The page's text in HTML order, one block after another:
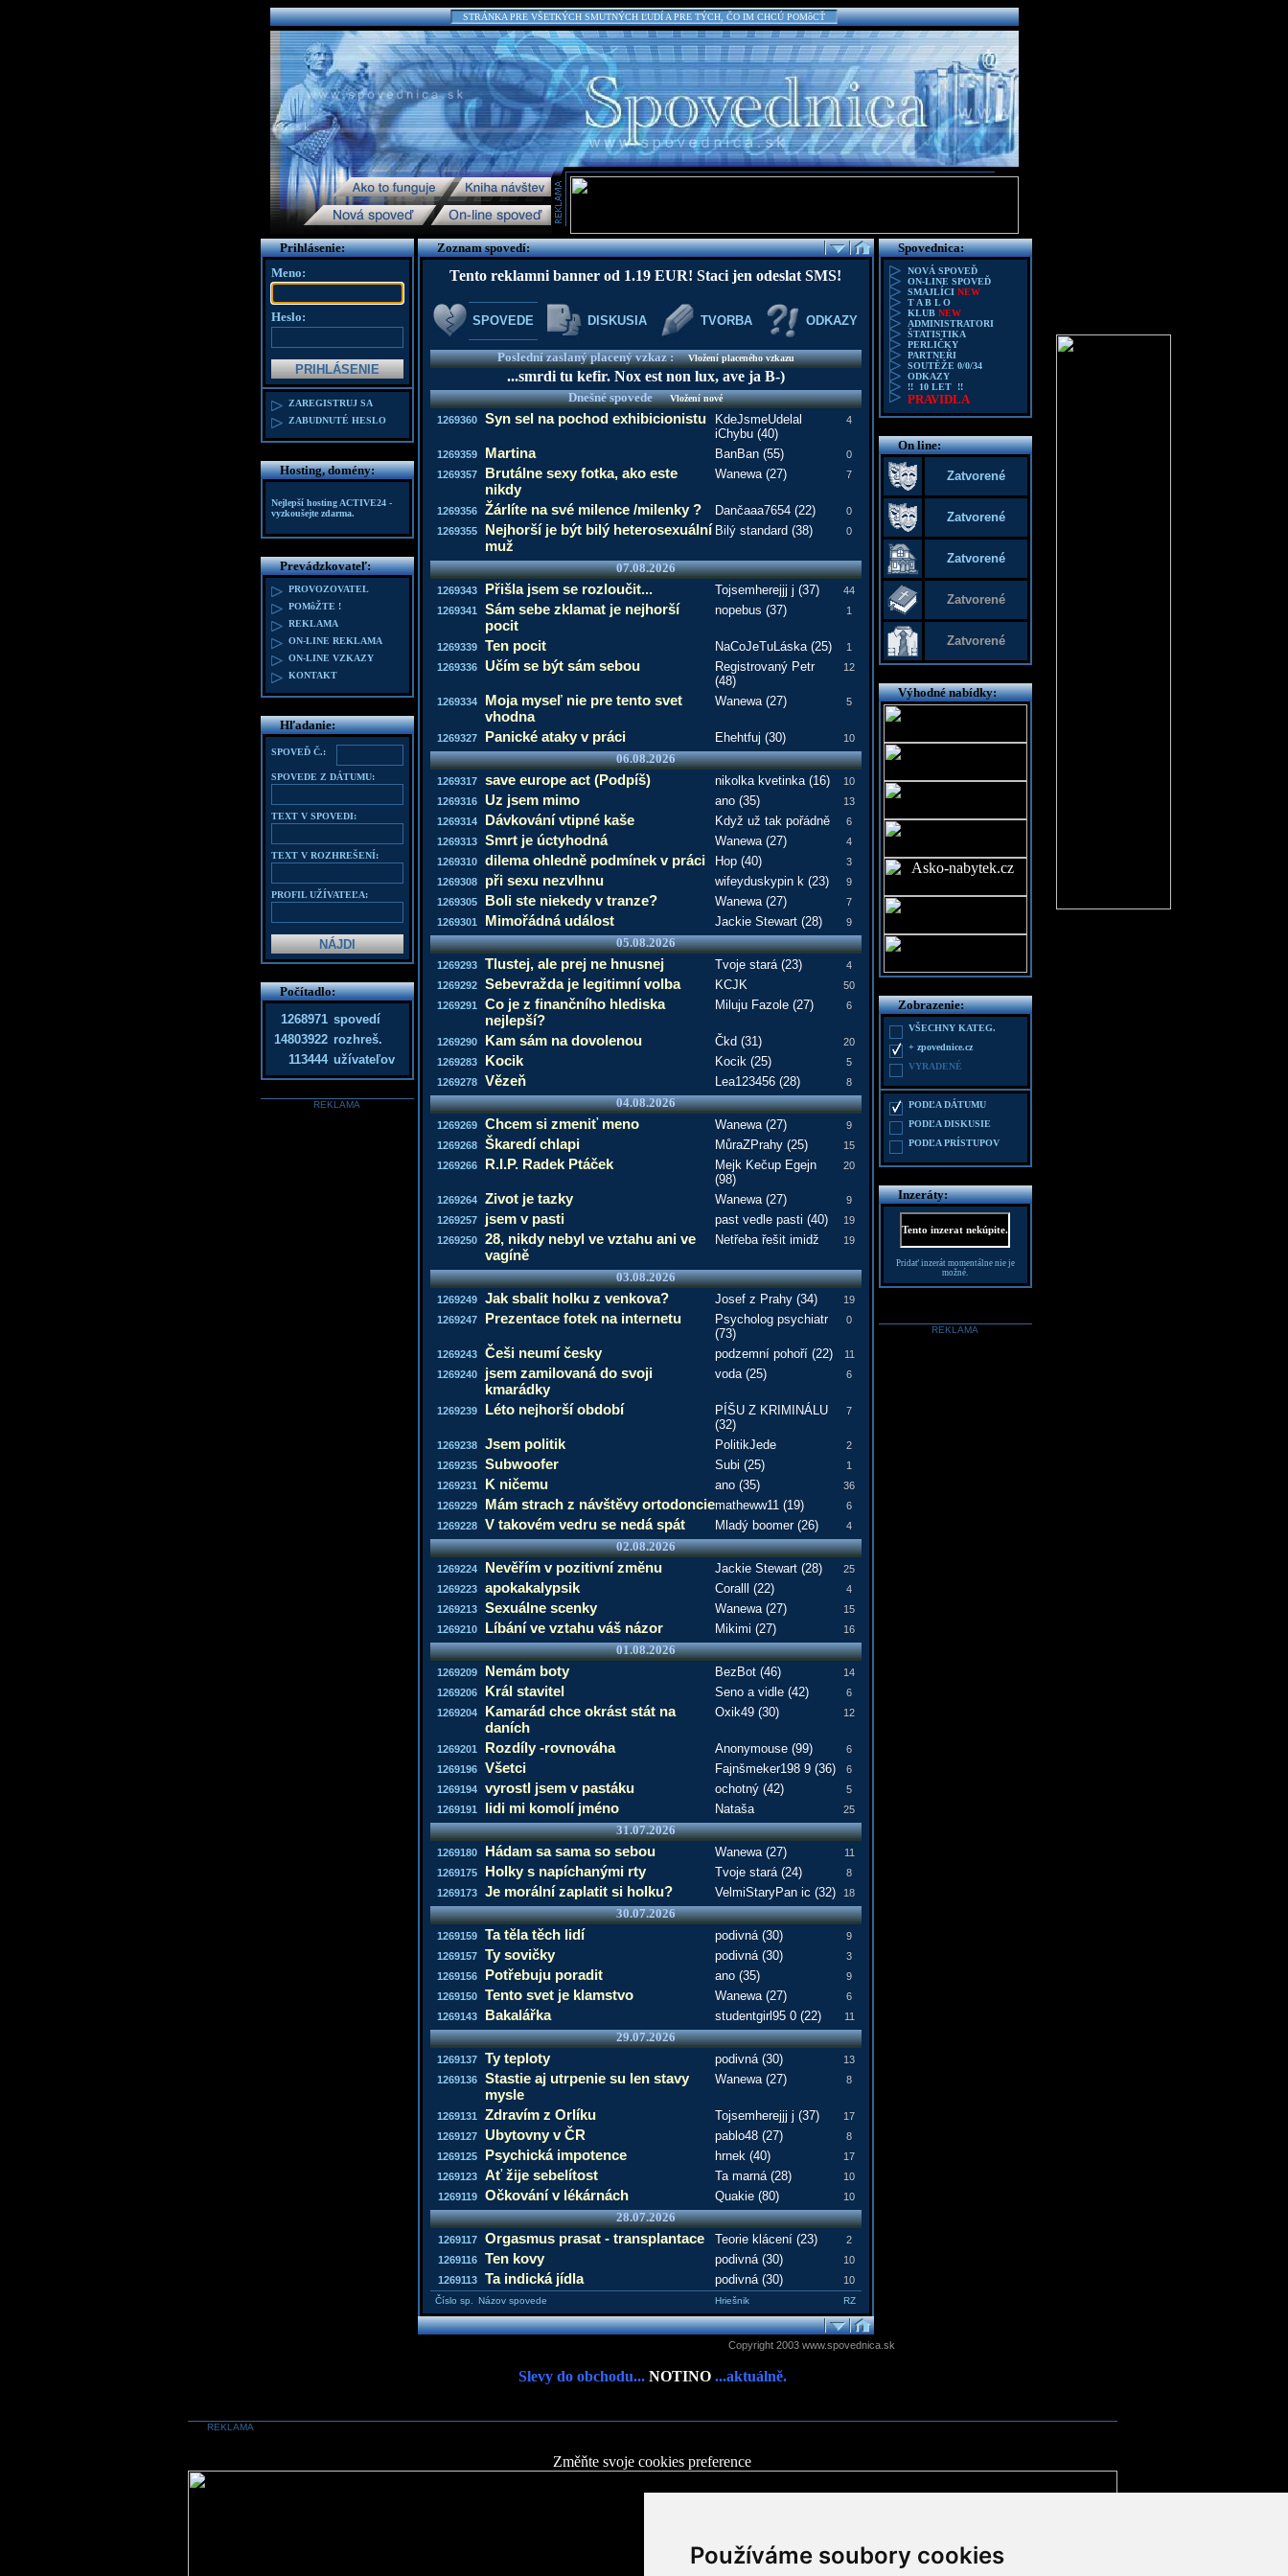
Používáme soubory cookies
STRÁNKA PRE VŠETKÝCH SMUTNÝCH ĽUDÍ A PRE TÝCH, ČO IM CHCÚ POMôCŤ
Zoznam spovedí:
Tento reklamni banner od 1.19 EUR! Staci jen odeslat SMS!
SPOVEDE DISKUSIA TVORBA ODKAZY
Poslední zaslaný placený vzkaz :Vložení placeného vzkazu
...smrdi tu kefir. Nox est non lux, ave ja B-)
Dnešné spovedeVložení nové
1269360 Syn sel na pochod exhibicionistu
KdeJsmeUdelal
iChybu (40)
4
1269359 Martina BanBan (55)
0
1269357
Brutálne sexy fotka, ako este
nikdy
Wanewa (27) 7
1269356 Žárlíte na své milence /milenky ? Dančaaa7654 (22)
0
1269355
Nejhorší je být bilý heterosexuální
muž
Bilý standard (38) 0
07.08.2026
1269343 Přišla jsem se rozloučit... Tojsemherejjj j (37)
44
1269341
Sám sebe zklamat je nejhorší
pocit
nopebus (37) 1
1269339 Ten pocit NaCoJeTuLáska (25)
1
1269336
Učím se být sám sebou
Registrovaný Petr
(48)
12
1269334
Moja myseľ nie pre tento svet
vhodna
Wanewa (27) 5
1269327 Panické ataky v práci Ehehtfuj (30) 10
06.08.2026
1269317 save europe act (Podpíš) nikolka kvetinka (16)
10
1269316
Uz jsem mimo ano (35)
13
1269314
Dávkování vtipné kaše Když už tak pořádně
6
1269313
Smrt je úctyhodná Wanewa (27)
4
1269310
dilema ohledně podmínek v práci Hop (40)
3
1269308
při sexu nezvlhnu wifeyduskypin k (23)
9
1269305
Boli ste niekedy v tranze? Wanewa (27)
7
1269301
Mimořádná událost Jackie Stewart (28) 9
05.08.2026
1269293 Tlustej, ale prej ne hnusnej Tvoje stará (23)
4
1269292
Sebevražda je legitimní volba KCJK
50
1269291
Co je z finančního hlediska
nejlepší?
Miluju Fazole (27) 6
1269290 Kam sám na dovolenou Čkd (31)
20
1269283
Kocik Kocik (25)
5
1269278
Vězeň Lea123456 (28) 8
04.08.2026
1269269 Chcem si zmeniť meno Wanewa (27)
9
1269268
Škaredí chlapi MůraZPrahy (25)
15
1269266
R.I.P. Radek Ptáček
Mejk Kečup Egejn
(98)
20
1269264 Zivot je tazky Wanewa (27)
9
1269257
jsem v pasti past vedle pasti (40)
19
1269250
28, nikdy nebyl ve vztahu ani ve
vagíně
Netřeba řešit imidž 19
03.08.2026
1269249 Jak sbalit holku z venkova? Josef z Prahy (34)
19
1269247
Prezentace fotek na internetu
Psycholog psychiatr
(73)
0
1269243 Češi neumí česky podzemní pohoří (22)
11
1269240
jsem zamilovaná do svoji
kmarádky
voda (25) 6
1269239 Léto nejhorší období
PÍŠU Z KRIMINÁLU
(32)
7
1269238 Jsem politik PolitikJede
2
1269235
Subwoofer Subi (25)
1
1269231
K ničemu ano (35)
36
1269229
Mám strach z návštěvy ortodonciematheww11 (19)
6
1269228
V takovém vedru se nedá spát Mladý boomer (26) 4
02.08.2026
1269224 Nevěřím v pozitivní změnu Jackie Stewart (28)
25
1269223
apokakalypsik Coralll (22)
4
1269213
Sexuálne scenky Wanewa (27)
15
1269210
Líbání ve vztahu váš názor Mikimi (27) 16
01.08.2026
1269209 Nemám boty BezBot (46)
14
1269206
Král stavitel Seno a vidle (42)
6
1269204
Kamarád chce okrást stát na
daních
Oxik49 (30) 12
1269201 Rozdíly -rovnováha Anonymouse (99)
6
1269196
Všetci Fajnšmeker198 9 (36)
6
1269194
vyrostl jsem v pastáku ochotný (42)
5
1269191
lidi mi komolí jméno Nataša 25
31.07.2026
1269180 Hádam sa sama so sebou Wanewa (27)
11
1269175
Holky s napíchanými rty Tvoje stará (24)
8
1269173
Je morální zaplatit si holku? VelmiStaryPan ic (32) 18
30.07.2026
1269159 Ta těla těch lidí podivná (30)
9
1269157
Ty sovičky podivná (30)
3
1269156
Potřebuju poradit ano (35)
9
1269150
Tento svet je klamstvo Wanewa (27)
6
1269143
Bakalářka studentgirl95 0 (22) 11
29.07.2026
1269137 Ty teploty podivná (30)
13
1269136
Stastie aj utrpenie su len stavy
mysle
Wanewa (27) 8
1269131 Zdravím z Orlíku Tojsemherejjj j (37)
17
1269127
Ubytovny v ČR pablo48 (27)
8
1269125
Psychická impotence hrnek (40)
17
1269123
Ať žije sebelítost Ta marná (28)
10
1269119
Očkování v lékárnách Quakie (80) 10
28.07.2026
1269117 Orgasmus prasat - transplantace Teorie klácení (23)
2
1269116
Ten kovy podivná (30)
10
1269113
Ta indická jídla podivná (30) 10
Číslo sp. Názov spovede Hriešnik RZ
Copyright 2003 www.spovednica.sk
Slevy do obchodu... NOTINO...aktuálně.
REKLAMA
Změňte svoje cookies preference
Prihlásenie:
Meno:
Heslo:
ZAREGISTRUJ SA
ZABUDNUTÉ HESLO
Hosting, domény:
Nejlepší hosting ACTIVE24-
vyzkoušejte zdarma.
Prevádzkovateľ:
PROVOZOVATEL
POMôŽTE !
REKLAMA
ON-LINE REKLAMA
ON-LINE VZKAZY
KONTAKT
Hľadanie:
SPOVEĎ Č.:
SPOVEDE Z DÁTUMU:
TEXT V SPOVEDI:
TEXT V ROZHREŠENÍ:
PROFIL UŽÍVATEĽA:
Počítadlo:
1268971 spovedí
14803922 rozhreš.
113444 užívateľov
REKLAMA
Spovednica:
NOVÁ SPOVEĎ
ON-LINE SPOVEĎ
SMAJLÍCI NEW
T A B L O
KLUB NEW
ADMINISTRATORI
ŠTATISTIKA
PERLIČKY
PARTNEŘI
SOUTĚŽE 0/0/34
ODKAZY
!! 10 LET !!
PRAVIDLA
On line:
Zatvorené
Zatvorené
Zatvorené
Zatvorené
Zatvorené
Výhodné nabídky:
Zobrazenie:
VŠECHNY KATEG.
+ zpovednice.cz
VYRADENÉ
PODĽA DÁTUMU
PODĽA DISKUSIE
PODĽA PRÍSTUPOV
Inzeráty:
Tento inzerat nekúpite.
Pridať inzerát momentálne nie je
možné.
REKLAMA